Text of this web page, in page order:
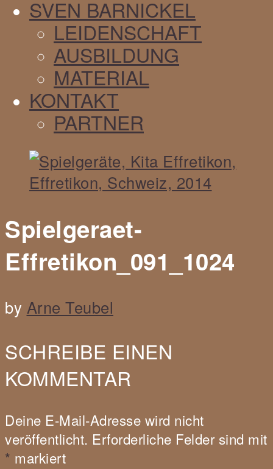
SVEN BARNICKEL
LEIDENSCHAFT
AUSBILDUNG
MATERIAL
KONTAKT
PARTNER
Spielgeraet-
Effretikon_091_1024
by Arne Teubel
SCHREIBE EINEN
KOMMENTAR
Deine E-Mail-Adresse wird nicht
veröffentlicht. Erforderliche Felder sind mit
* markiert